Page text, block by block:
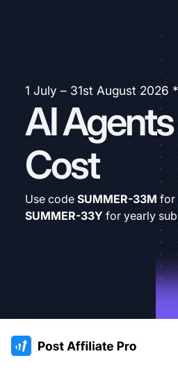
1 July – 31st August 2026
AI
Cost
Use code SUMMER-33M for
SUMMER-33Y for yearly
:site.title